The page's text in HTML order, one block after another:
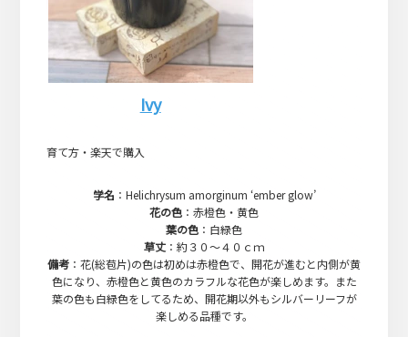
Ivy
育て方・楽天で購入
学名 ：Helichrysum amorginum ‘ember glow’
花の色 ：赤橙色・黄色
葉の色 ：白緑色
草丈 ：約３０～４０ｃｍ
備考 ：花(総苞片)の色は初めは赤橙色で、開花が進むと内側が黄
色になり、赤橙色と黄色のカラフルな花色が楽しめます。また
葉の色も白緑色をしてるため、開花期以外もシルバーリーフが
楽しめる品種です。